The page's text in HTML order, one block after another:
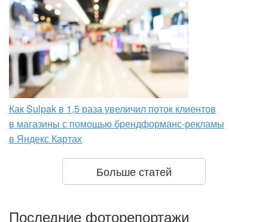
Как Sulpak в 1,5 раза увеличил поток клиентов
в магазины с помощью брендформанс-рекламы
в Яндекс Картах
Больше статей
Последние фоторепортажи